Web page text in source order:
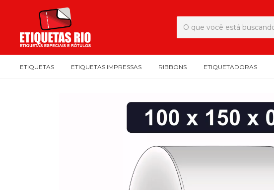
ETIQUETAS ETIQUETAS IMPRESSAS RIBBONS ETIQUETADORAS